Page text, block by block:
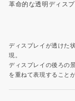
革命的な透明ディス
ディスプレイが透けた
現。
ディスプレイの後ろの
を重ねて表現すること